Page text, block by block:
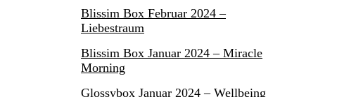
Blissim Box Februar 2024 –
Liebestraum
Blissim Box Januar 2024 – Miracle
Morning
Glossybox Januar 2024 – Wellbeing